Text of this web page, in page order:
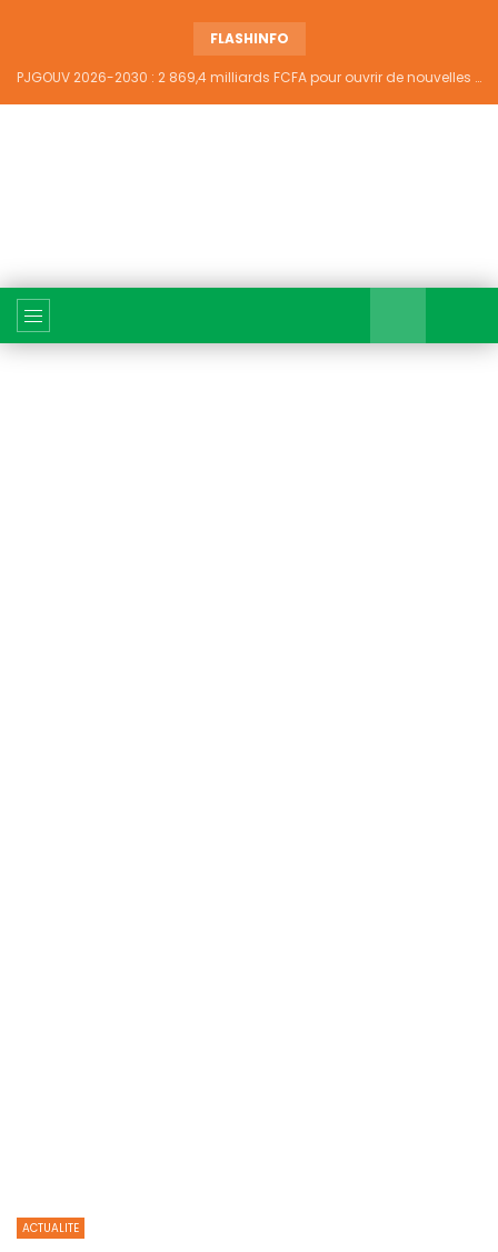
FLASHINFO
PJGOUV 2026-2030 : 2 869,4 milliards FCFA pour ouvrir de nouvelles perspectives à plus de 5,2 millions de jeunes ivoiriens
ACTUALITE